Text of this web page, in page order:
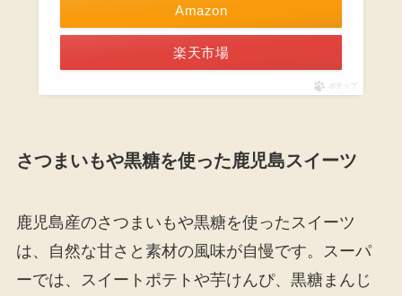
Amazon
楽天市場
ポチップ
さつまいもや黒糖を使った鹿児島スイーツ
鹿児島産のさつまいもや黒糖を使ったスイーツ
は、自然な甘さと素材の風味が自慢です。スーパ
ーでは、スイートポテトや芋けんぴ、黒糖まんじ